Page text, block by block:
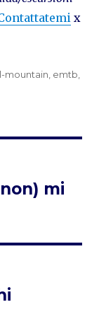
x
mountain emtb
mi